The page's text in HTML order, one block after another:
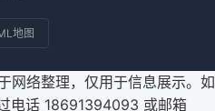
地图
网络整理，仅用于信息展示。如
电话 18691394093 或邮箱